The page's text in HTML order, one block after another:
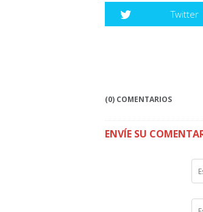
Twitter
(0) COMENTARIOS
ENVÍE SU